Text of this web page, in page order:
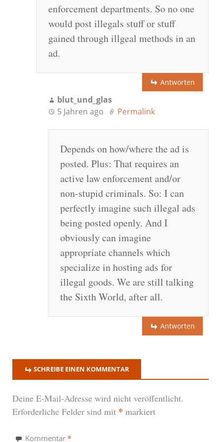
enforcement departments. So no one
would post illegals stuff or stuff
gained through illgeal methods in an
ad.
Antworten
blut_und_glas
5 Jahren ago
Permalink
Depends on how/where the ad is
posted. Plus: That requires an
active law enforcement and/or
non-stupid criminals. So: I can
perfectly imagine such illegal ads
being posted openly. And I
obviously can imagine
appropriate channels which
specialize in hosting ads for
illegal goods. We are still talking
the Sixth World, after all.
Antworten
SCHREIBE EINEN KOMMENTAR
Deine E-Mail-Adresse wird nicht veröffentlicht.
Erforderliche Felder sind mit * markiert
Kommentar *